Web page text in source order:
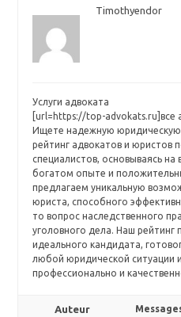
Timothyendor
Услуги адвоката
[url=https://top-advokats.ru]все
Ищете надежную
рейтинг адвокатов и юристов
специалистов, основываясь
богатом опыте и
предлагаем уникальную
юриста, способного
то вопрос наследственного
уголовного дела. Наш
идеального кандидата,
любой юридической ситуации
профессионально и
Auteur